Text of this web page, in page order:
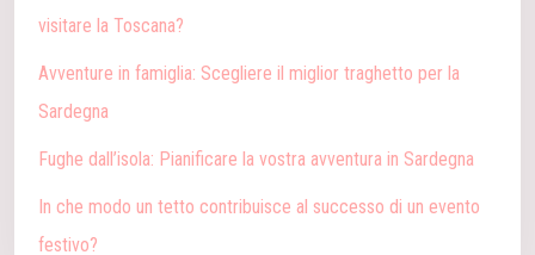
visitare la Toscana?
Avventure in famiglia: Scegliere il miglior traghetto per la
Sardegna
Fughe dall’isola: Pianificare la vostra avventura in Sardegna
In che modo un tetto contribuisce al successo di un evento
festivo?